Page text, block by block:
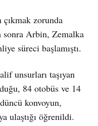
zorunda
sonra Arbin, Zemalka
süreci başlamıştı.
unsurları taşıyan
84 otobüs ve 14
konvoyun,
ulaştığı öğrenildi.